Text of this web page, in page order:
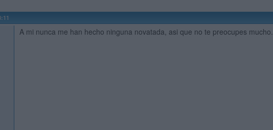
A mi nunca me han hecho ninguna novatada, asi que no te preocupes mucho.